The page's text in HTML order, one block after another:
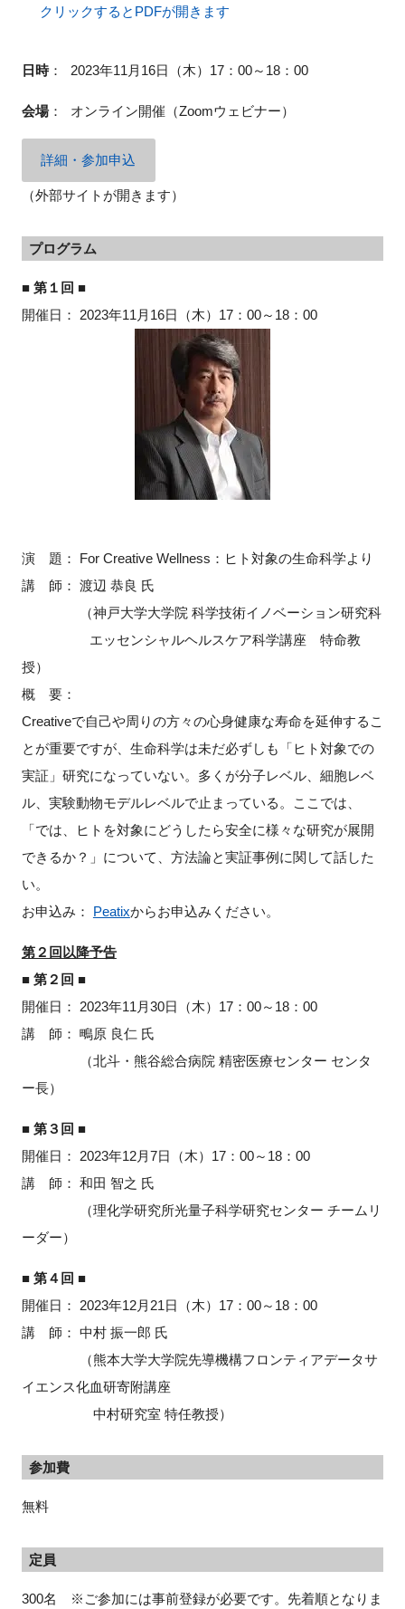
閉じる
クリックするとPDFが開きます
日時： 2023年11月16日（木）17：00～18：00
会場： オンライン開催（Zoomウェビナー）
詳細・参加申込
（外部サイトが開きます）
プログラム
■ 第１回 ■
開催日： 2023年11 月 16日（木） 17： 00～ 18： 00
演 題： For Creative Wellness ：ヒト対象の生命科学より
講 師： 渡辺 恭良 氏
（神戸大学大学院 科学技術イノベーション研究科
エッセンシャルヘルスケア科学講座 特命教
授）
概 要：
Creativeで自己や周りの方々の心身健康な寿命を延伸するこ
とが重要ですが、生命科学は未だ必ずしも「ヒト対象での
実証」研究になっていない。多くが分子レベル、細胞レベ
ル、実験動物モデルレベルで止まっている。ここでは、
「では、ヒトを対象にどうしたら安全に様々な研究が展開
できるか？」について、方法論と実証事例に関して話した
い。
お申込み： Peatixからお申込みください。
第２回以降予告
■ 第２回 ■
開催日： 2023年11月30日（木） 17： 00～ 18： 00
講 師： 鴫原 良仁 氏
（北斗・熊谷総合病院 精密医療センター センタ
ー長）
■ 第３回 ■
開催日： 2023年12月7日（木） 17： 00～ 18： 00
講 師： 和田 智之 氏
（理化学研究所光量子科学研究センター チームリ
ーダー）
■ 第４回 ■
開催日： 2023年12月 21日（木） 17： 00～ 18： 00
講 師： 中村 振一郎 氏
（熊本大学大学院先導機構フロンティアデータサ
イエンス化血研寄附講座
中村研究室 特任教授）
参加費
無料
定員
300名 ※ご参加には事前登録が必要です。先着順となりま